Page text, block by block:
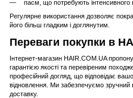
пасм, що потребують інтенсивного
Регулярне використання дозволяє
його більш гладким і доглянутим.
Переваги покупки в
Інтернет-магазин HAIR.COM.UA
гарантією якості та перевіреним
професійний догляд, що відповідає
відновлення. Ми забезпечуємо зручний
доставку.